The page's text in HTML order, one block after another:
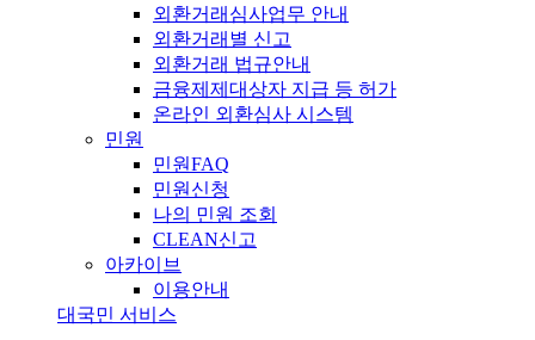
외환거래심사업무 안내
외환거래별 신고
외환거래 법규안내
금융제제대상자 지급 등 허가
온라인 외환심사 시스템
민원
민원FAQ
민원신청
나의 민원 조회
CLEAN신고
아카이브
이용안내
대국민 서비스